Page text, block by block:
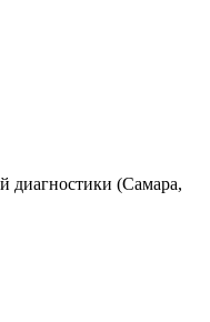
диагностики (Самара,